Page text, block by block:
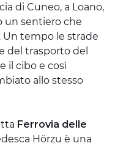
di Cuneo, a Loano,
un sentiero che
Un tempo le strade
del trasporto del
il cibo e così
allo stesso
Ferrovia delle
Hörzu è una